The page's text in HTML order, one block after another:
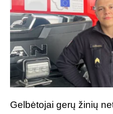
Gelbėtojai gerų žinių